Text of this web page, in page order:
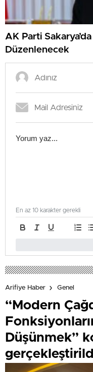
AK Parti
Düzenlenecek
En az 10 karakter gerekli
Arifiye Haber Genel
“Modern
Düşünmek”